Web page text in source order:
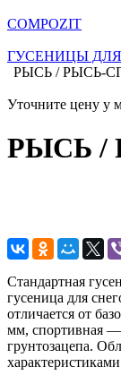
COMPOZIT
ГУСЕНИЦЫ
РЫСЬ / РЫСЬ-
Уточните цену у
РЫСЬ /
Стандартная
гусеница для
отличается от
мм, спортивная
грунтозацепа.